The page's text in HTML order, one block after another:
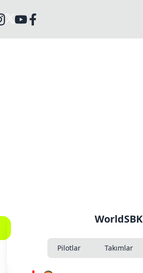
WorldSBK
Pilotlar Takımlar